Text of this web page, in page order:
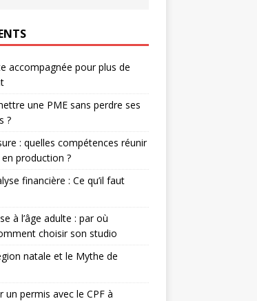
accompagnée pour plus de
une PME sans perdre ses
?
: quelles compétences réunir
production ?
financière : Ce qu’il faut
à l’âge adulte : par où
choisir son studio
natale et le Mythe de
permis avec le CPF à